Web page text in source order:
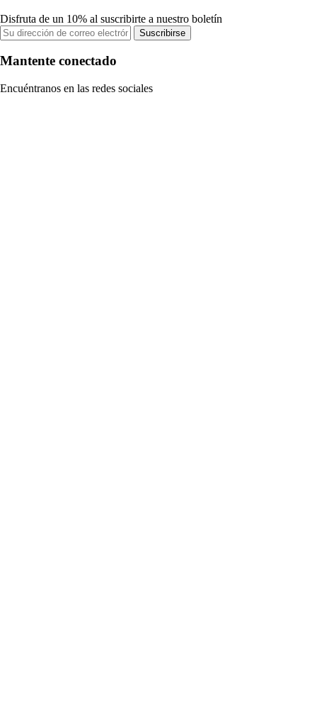
Disfruta de un 10% al suscribirte a nuestro boletín
Suscribirse
Mantente conectado
Encuéntranos en las redes sociales